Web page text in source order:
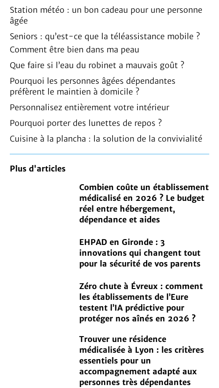
Station météo : un bon cadeau pour une personne
âgée
Seniors : qu’est-ce que la téléassistance mobile ?
Comment être bien dans ma peau
Que faire si l’eau du robinet a mauvais goût ?
Pourquoi les personnes âgées dépendantes
préfèrent le maintien à domicile ?
Personnalisez entièrement votre intérieur
Pourquoi porter des lunettes de repos ?
Cuisine à la plancha : la solution de la convivialité
Plus d'articles
Combien coûte un établissement
médicalisé en 2026 ? Le budget
réel entre hébergement,
dépendance et aides
EHPAD en Gironde : 3
innovations qui changent tout
pour la sécurité de vos parents
Zéro chute à Évreux : comment
les établissements de l’Eure
testent l’IA prédictive pour
protéger nos aînés en 2026 ?
Trouver une résidence
médicalisée à Lyon : les critères
essentiels pour un
accompagnement adapté aux
personnes très dépendantes